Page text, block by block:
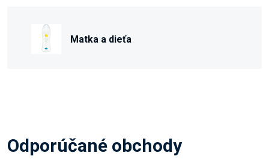
Matka a dieťa
Odporúčané obchody